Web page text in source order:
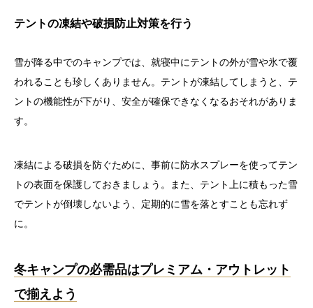
テントの凍結や破損防止対策を行う
雪が降る中でのキャンプでは、就寝中にテントの外が雪や氷で覆
われることも珍しくありません。テントが凍結してしまうと、テ
ントの機能性が下がり、安全が確保できなくなるおそれがありま
す。
凍結による破損を防ぐために、事前に防水スプレーを使ってテン
トの表面を保護しておきましょう。また、テント上に積もった雪
でテントが倒壊しないよう、定期的に雪を落とすことも忘れず
に。
冬キャンプの必需品はプレミアム・アウトレット
で揃えよう